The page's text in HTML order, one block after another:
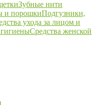
Зубные нити
и порошкиПодгузники,
ухода за лицом и
Средства женской